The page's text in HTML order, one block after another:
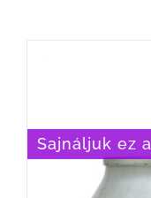
Sajnáljuk ez